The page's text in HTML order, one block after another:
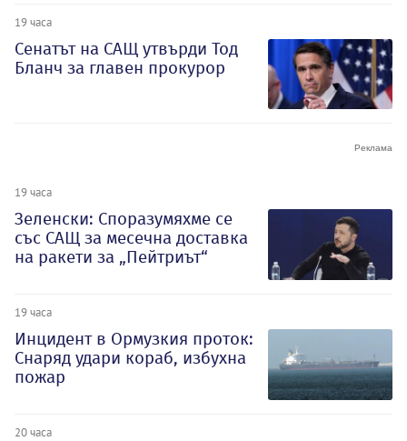
19 часа
Сенатът на САЩ утвърди Тод
Бланч за главен прокурор
19 часа
Зеленски: Споразумяхме се
със САЩ за месечна доставка
на ракети за „Пейтриът“
19 часа
Инцидент в Ормузкия проток:
Снаряд удари кораб, избухна
пожар
20 часа